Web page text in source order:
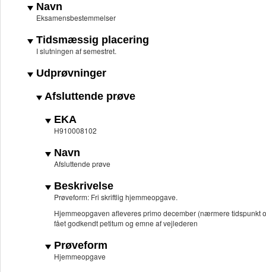
Navn
Eksamensbestemmelser
Tidsmæssig placering
I slutningen af semestret.
Udprøvninger
Afsluttende prøve
EKA
H910008102
Navn
Afsluttende prøve
Beskrivelse
Prøveform: Fri skriftlig hjemmeopgave.
Hjemmeopgaven afleveres primo december (nærmere tidspunkt
fået godkendt petitum og emne af vejlederen
Prøveform
Hjemmeopgave